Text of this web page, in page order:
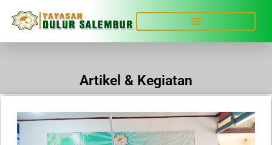
Artikel & Kegiatan